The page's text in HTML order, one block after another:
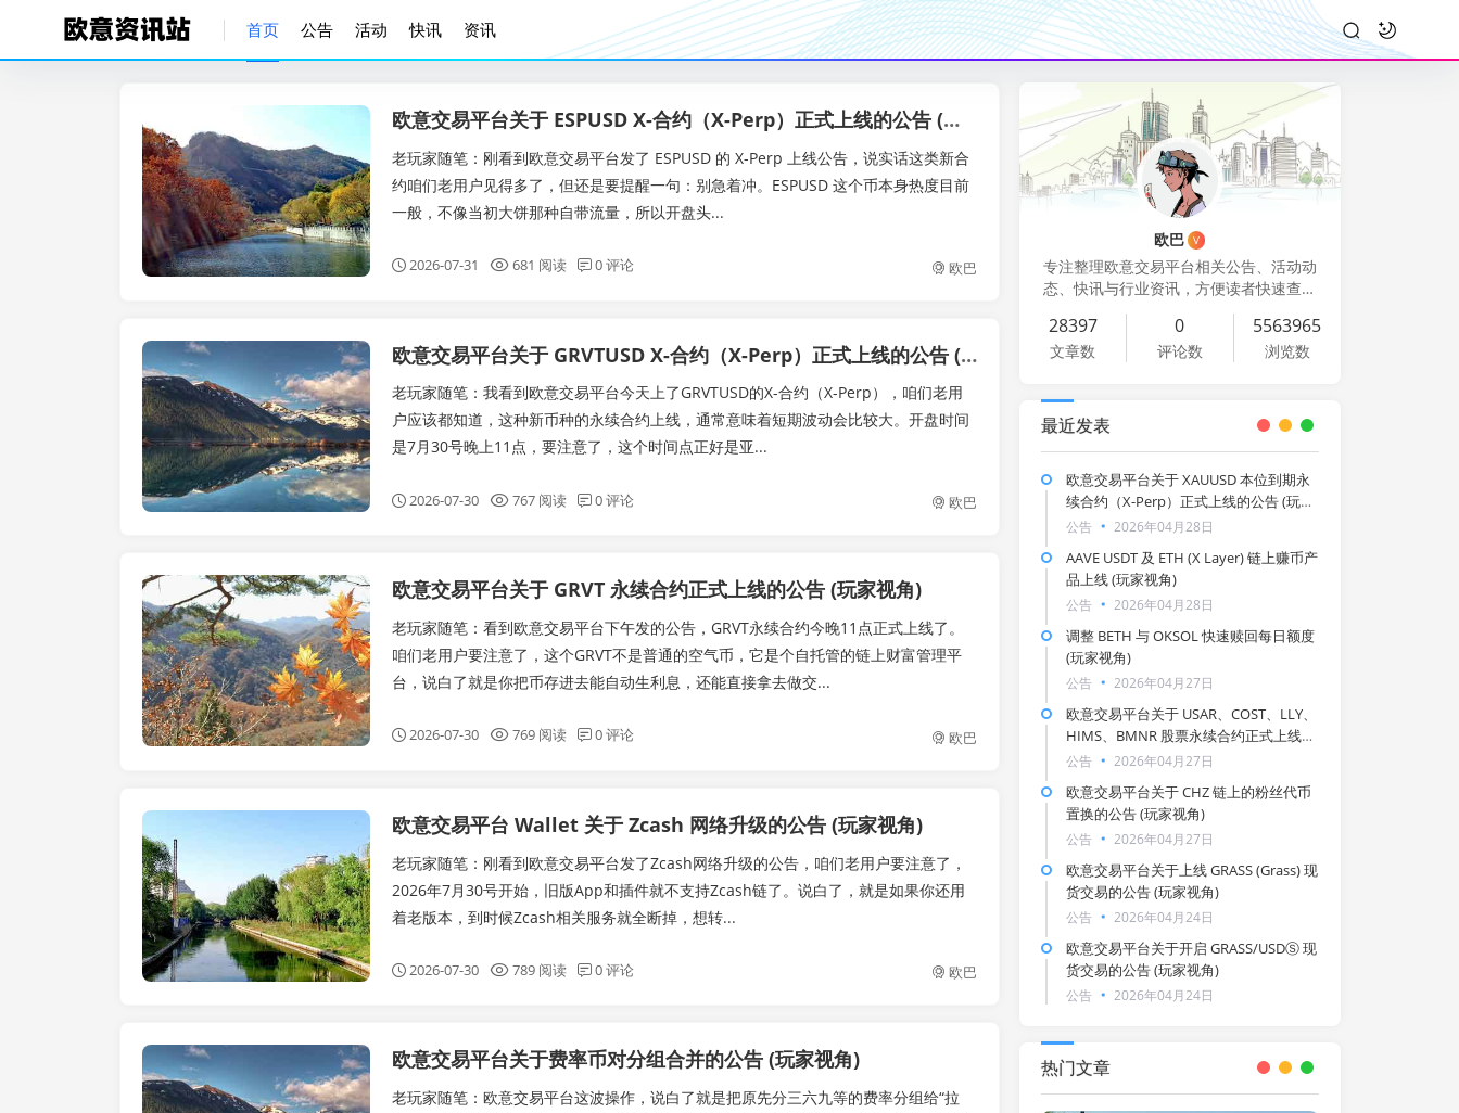
首页 公告 活动 快讯 资讯
公告 欧意交易平台关于 ESPUSD X-合约（X-Perp）正式上线的公告 (玩家视角)
老玩家随笔：刚看到欧意交易平台发了 ESPUSD 的 X-Perp 上线公告，说实话这类新合
约咱们老用户见得多了，但还是要提醒一句：别急着冲。ESPUSD 这个币本身热度目前
一般，不像当初大饼那种自带流量，所以开盘头...
2026-07-31 681 阅读 0 评论 欧巴
公告 欧意交易平台关于 GRVTUSD X-合约（X-Perp）正式上线的公告 (玩家视角)
老玩家随笔：我看到欧意交易平台今天上了GRVTUSD的X-合约（X-Perp），咱们老用
户应该都知道，这种新币种的永续合约上线，通常意味着短期波动会比较大。开盘时间
是7月30号晚上11点，要注意了，这个时间点正好是亚...
2026-07-30 767 阅读 0 评论 欧巴
公告
欧意交易平台关于 GRVT 永续合约正式上线的公告 (玩家视角)
老玩家随笔：看到欧意交易平台下午发的公告，GRVT永续合约今晚11点正式上线了。
咱们老用户要注意了，这个GRVT不是普通的空气币，它是个自托管的链上财富管理平
台，说白了就是你把币存进去能自动生利息，还能直接拿去做交...
2026-07-30 769 阅读 0 评论 欧巴
公告
欧意交易平台 Wallet 关于 Zcash 网络升级的公告 (玩家视角)
老玩家随笔：刚看到欧意交易平台发了Zcash网络升级的公告，咱们老用户要注意了，
2026年7月30号开始，旧版App和插件就不支持Zcash链了。说白了，就是如果你还用
着老版本，到时候Zcash相关服务就全断掉，想转...
2026-07-30 789 阅读 0 评论 欧巴
公告
欧意交易平台关于费率币对分组合并的公告 (玩家视角)
老玩家随笔：欧意交易平台这波操作，说白了就是把原先分三六九等的费率分组给“拉
欧巴 V
专注整理欧意交易平台相关公告、活动动
态、快讯与行业资讯，方便读者快速查看
公开信息与平台更新
28397
文章数
0
评论数
5563965
浏览数
最近发表
欧意交易平台关于 XAUUSD 本位到期永
续合约（X-Perp）正式上线的公告 (玩家
视角)
公告 2026年04月28日
AAVE USDT 及 ETH (X Layer) 链上赚币产
品上线 (玩家视角)
公告 2026年04月28日
调整 BETH 与 OKSOL 快速赎回每日额度
(玩家视角)
公告 2026年04月27日
欧意交易平台关于 USAR、COST、LLY、
HIMS、BMNR 股票永续合约正式上线的
公告 (玩家视角)
公告 2026年04月27日
欧意交易平台关于 CHZ 链上的粉丝代币
置换的公告 (玩家视角)
公告 2026年04月27日
欧意交易平台关于上线 GRASS (Grass) 现
货交易的公告 (玩家视角)
公告 2026年04月24日
欧意交易平台关于开启 GRASS/USDⓈ 现
货交易的公告 (玩家视角)
公告 2026年04月24日
热门文章